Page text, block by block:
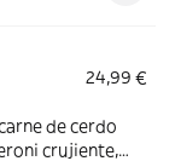
24,99 €
de cerdo
crujiente,